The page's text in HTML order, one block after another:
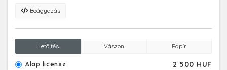
Beágyazás
Letöltés Vászon Papír
Alap licensz 2 500 HUF